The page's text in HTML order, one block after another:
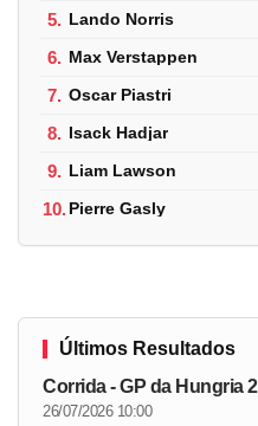
5. Lando Norris
6. Max Verstappen
7. Oscar Piastri
8. Isack Hadjar
9. Liam Lawson
10.Pierre Gasly
Últimos Resultados
Corrida - GP da Hungria
26/07/2026 10:00